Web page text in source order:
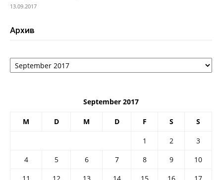
13.09.2017
Архив
Архив
September 2017
M D M D F S S
1 2
3
4
5 6 7 8 9
10